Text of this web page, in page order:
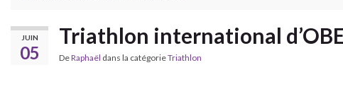
JUIN
05
Triathlon international
DeRaphaël dans la catégorieTriathlon